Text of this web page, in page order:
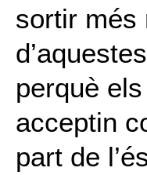
sortir més
perquè
acceptin
part de